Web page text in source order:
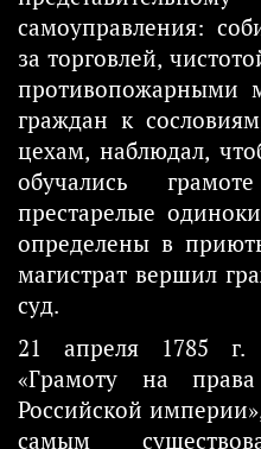
самоуправления:
за торговлей,
противопожарными
граждан к
цехам, наблюдал,
обучались
престарелые
определены в
магистрат вершил
суд.
21 апреля 1785 г.
«Грамоту на
Российской
самым